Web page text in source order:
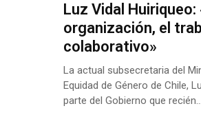
Luz Vidal
organización, el
colaborativo»
La actual subsecretaria del
Equidad de Género de Chile,
parte del Gobierno que recién...